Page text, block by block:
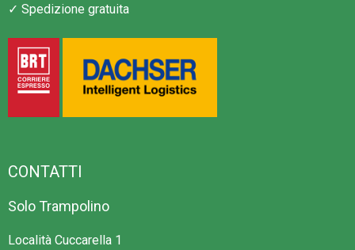
✓ Spedizione gratuita
CONTATTI
Solo Trampolino
Località Cuccarella 1